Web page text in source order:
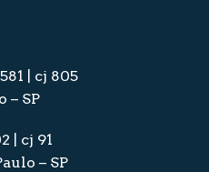
| cj 805
– SP
| cj 91
– SP